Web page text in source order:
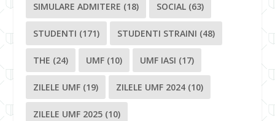
SIMULARE ADMITERE (18) SOCIAL (63)
STUDENTI (171) STUDENTI STRAINI (48)
THE (24) UMF (10) UMF IASI (17)
ZILELE UMF (19) ZILELE UMF 2024 (10)
ZILELE UMF 2025 (10)